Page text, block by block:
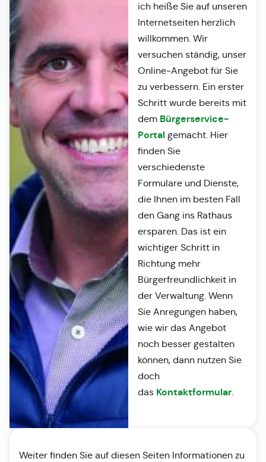
ich heiße Sie auf unseren
Internetseiten herzlich
willkommen. Wir
versuchen ständig, unser
Online-Angebot für Sie
zu verbessern. Ein erster
Schritt wurde bereits mit
dem Bürgerservice-
Portalgemacht. Hier
finden Sie
verschiedenste
Formulare und Dienste,
die Ihnen im besten Fall
den Gang ins Rathaus
ersparen. Das ist ein
wichtiger Schritt in
Richtung mehr
Bürgerfreundlichkeit in
der Verwaltung. Wenn
Sie Anregungen haben,
wie wir das Angebot
noch besser gestalten
können, dann nutzen Sie
doch
das Kontaktformular.
Weiter finden Sie auf diesen Seiten Informationen zu